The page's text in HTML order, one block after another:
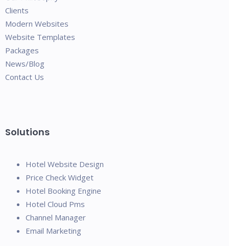
Clients
Modern Websites
Website Templates
Packages
News/Blog
Contact Us
Solutions
Hotel Website Design
Price Check Widget
Hotel Booking Engine
Hotel Cloud Pms
Channel Manager
Email Marketing